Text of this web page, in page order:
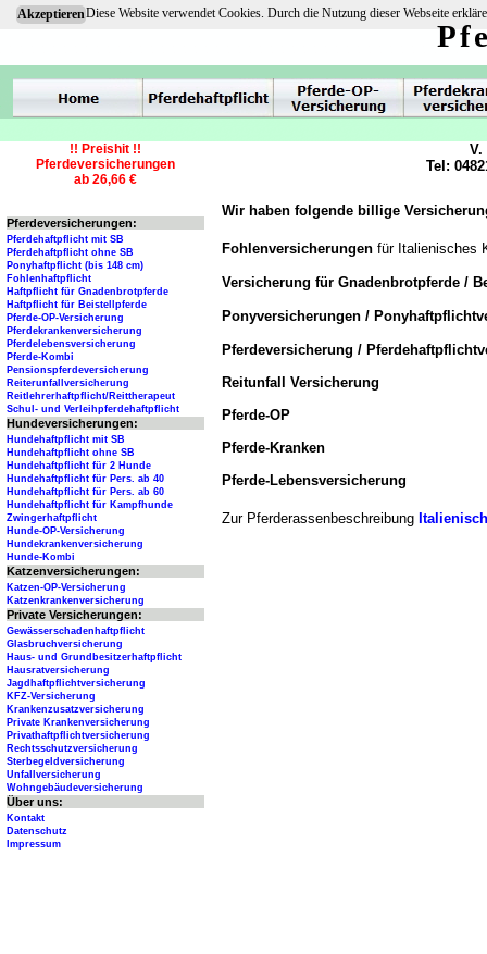
AkzeptierenDiese Website verwendet Cookies. Durch die Nutzung dieser Webseite
Wir haben folgende billige
Fohlenversicherungen für Italienisches
Versicherung für Gnadenbrotpferde /
Ponyversicherungen /
Pferdeversicherung /
Reitunfall Versicherung
Pferde-OP
Pferde-Kranken
Pferde-Lebensversicherung
Zur Pferderassenbeschreibung
V.
Tel:
!! Preishit !!
Pferdeversicherungen
ab 26,66 €
Pferdeversicherungen:
Pferdehaftpflicht mit SB
Pferdehaftpflicht ohne SB
Ponyhaftpflicht (bis 148 cm)
Fohlenhaftpflicht
Haftpflicht für Gnadenbrotpferde
Haftpflicht für Beistellpferde
Pferde-OP-Versicherung
Pferdekrankenversicherung
Pferdelebensversicherung
Pferde-Kombi
Pensionspferdeversicherung
Reiterunfallversicherung
Reitlehrerhaftpflicht/Reittherapeut
Schul- und Verleihpferdehaftpflicht
Hundeversicherungen:
Hundehaftpflicht mit SB
Hundehaftpflicht ohne SB
Hundehaftpflicht für 2 Hunde
Hundehaftpflicht für Pers. ab 40
Hundehaftpflicht für Pers. ab 60
Hundehaftpflicht für Kampfhunde
Zwingerhaftpflicht
Hunde-OP-Versicherung
Hundekrankenversicherung
Hunde-Kombi
Katzenversicherungen:
Katzen-OP-Versicherung
Katzenkrankenversicherung
Private Versicherungen:
Gewässerschadenhaftpflicht
Glasbruchversicherung
Haus- und Grundbesitzerhaftpflicht
Hausratversicherung
Jagdhaftpflichtversicherung
KFZ-Versicherung
Krankenzusatzversicherung
Private Krankenversicherung
Privathaftpflichtversicherung
Rechtsschutzversicherung
Sterbegeldversicherung
Unfallversicherung
Wohngebäudeversicherung
Über uns:
Kontakt
Datenschutz
Impressum